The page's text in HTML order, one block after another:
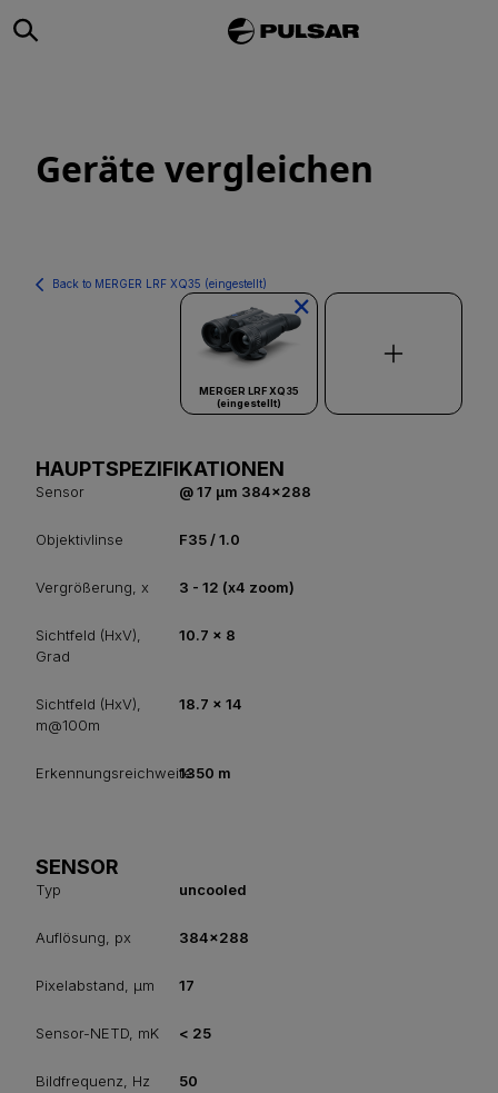
Geräte vergleichen
Back to MERGER LRF XQ35 (eingestellt)
MERGER LRF XQ35
(eingestellt)
×
HAUPTSPEZIFIKATIONEN
Sensor @ 17 µm 384x288
Objektivlinse F35 / 1.0
Vergrößerung, x 3 - 12 (x4 zoom)
Sichtfeld (HxV),
Grad
10.7 x 8
Sichtfeld (HxV),
m@100m
18.7 x 14
Erkennungsreichweite1350 m
SENSOR
Typ uncooled
Auflösung, px 384x288
Pixelabstand, µm 17
Sensor-NETD, mK < 25
Bildfrequenz, Hz 50